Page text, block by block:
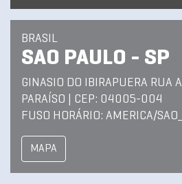
BRASIL
SAO PAULO - SP
GINASIO DO IBIRAPUERA RUA
PARAÍSO | CEP: 04005-004
FUSO HORÁRIO: AMERICA/
MAPA